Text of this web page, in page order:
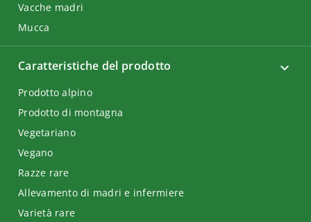
Vacche madri
Mucca
Caratteristiche del prodotto
Prodotto alpino
Prodotto di montagna
Vegetariano
Vegano
Razze rare
Allevamento di madri e infermiere
Varietà rare